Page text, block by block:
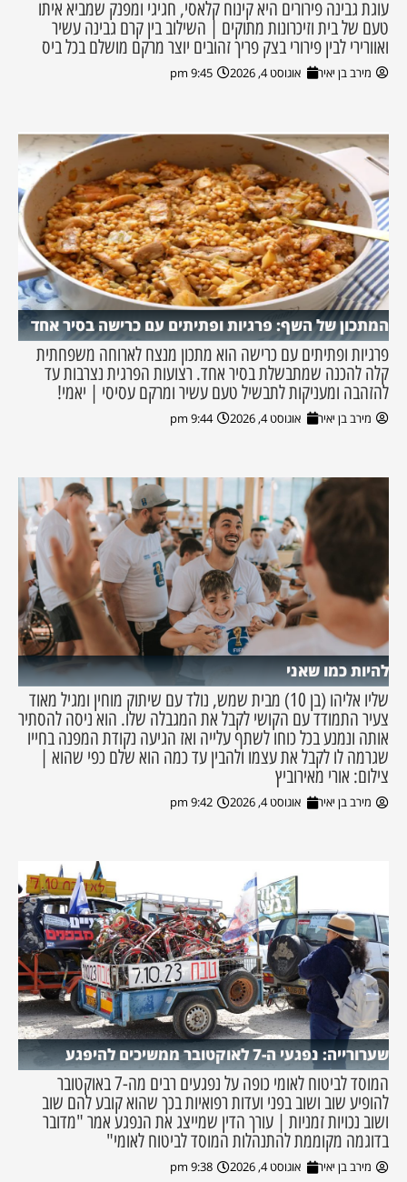
עוגת גבינה פירורים היא קינוח קלאסי, חגיגי ומפנק שמביא איתו
טעם של בית וזיכרונות מתוקים | השילוב בין קרם גבינה עשיר
ואוורירי לבין פירורי בצק פריך זהובים יוצר מרקם מושלם בכל ביס
מירב בן יאיר אוגוסט 4, 2026 9:45 pm
המתכון של השף: פרגיות ופתיתים עם כרישה בסיר אחד
פרגיות ופתיתים עם כרישה הוא מתכון מנצח לארוחה משפחתית
קלה להכנה שמתבשלת בסיר אחד. רצועות הפרגית נצרבות עד
להזהבה ומעניקות לתבשיל טעם עשיר ומרקם עסיסי | יאמי!
מירב בן יאיר אוגוסט 4, 2026 9:44 pm
להיות כמו שאני
שליו אליהו (בן 10) מבית שמש, נולד עם שיתוק מוחין ומגיל מאוד
צעיר התמודד עם הקושי לקבל את המגבלה שלו. הוא ניסה להסתיר
אותה ונמנע בכל כוחו לשתף עלייה ואז הגיעה נקודת המפנה בחייו
שגרמה לו לקבל את עצמו ולהבין עד כמה הוא שלם כפי שהוא |
צילום: אורי מאירוביץ
מירב בן יאיר אוגוסט 4, 2026 9:42 pm
שערורייה: נפגעי ה-7 לאוקטובר ממשיכים להיפגע
המוסד לביטוח לאומי כופה על נפגעים רבים מה-7 באוקטובר
להופיע שוב ושוב בפני ועדות רפואיות בכך שהוא קובע להם שוב
ושוב נכויות זמניות | עורך הדין שמייצג את הנפגע אמר "מדובר
בדוגמה מקוממת להתנהלות המוסד לביטוח לאומי"
מירב בן יאיר אוגוסט 4, 2026 9:38 pm